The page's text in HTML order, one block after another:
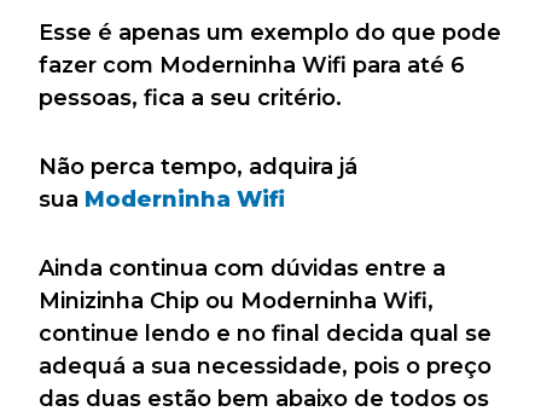
Esse é apenas um exemplo do que pode
fazer com Moderninha Wifi para até 6
pessoas, fica a seu critério.
Não perca tempo, adquira já
sua Moderninha Wifi
Ainda continua com dúvidas entre a
Minizinha Chip ou Moderninha Wifi,
continue lendo e no final decida qual se
adequá a sua necessidade, pois o preço
das duas estão bem abaixo de todos os